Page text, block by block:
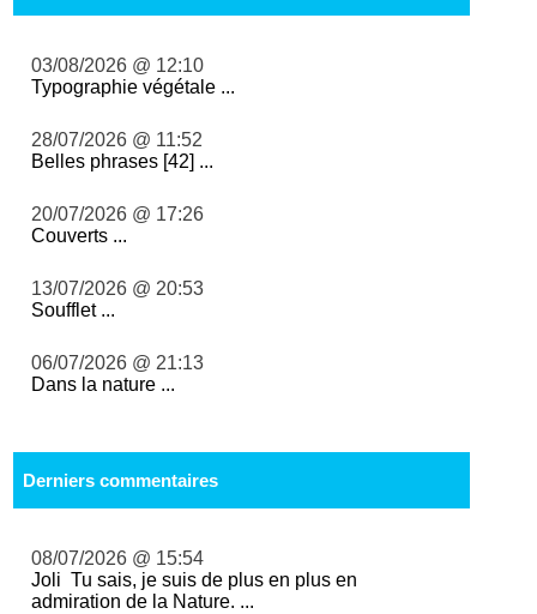
03/08/2026 @ 12:10
Typographie végétale ...
28/07/2026 @ 11:52
Belles phrases [42] ...
20/07/2026 @ 17:26
Couverts ...
13/07/2026 @ 20:53
Soufflet ...
06/07/2026 @ 21:13
Dans la nature ...
Derniers commentaires
08/07/2026 @ 15:54
Joli Tu sais, je suis de plus en plus en
admiration de la Nature. ...